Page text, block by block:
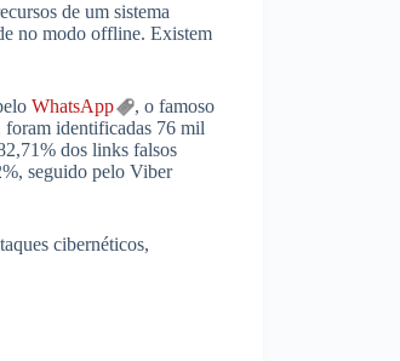
de um sistema
no modo offline. Existem
WhatsApp
, o famoso
foram identificadas 76 mil
dos links falsos
seguido pelo Viber
cibernéticos,